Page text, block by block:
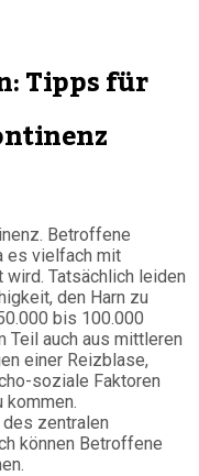
Tipps für
Betroffene
es vielfach mit
Tatsächlich leiden
den Harn zu
bis 100.000
Teil auch aus mittleren
einer Reizblase,
soziale Faktoren
kommen.
zentralen
können Betroffene